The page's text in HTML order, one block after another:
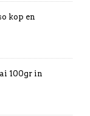
kop en
100gr in